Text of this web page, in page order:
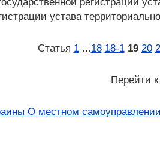
устава
Статья 1 ...18 18‑1 19 20
Перейти к
О местном